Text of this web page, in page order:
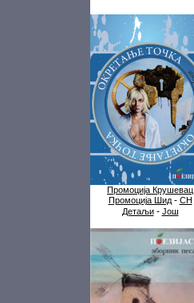
Промоција Крушевац
Промоција Шид- СН
Детаљи- Још